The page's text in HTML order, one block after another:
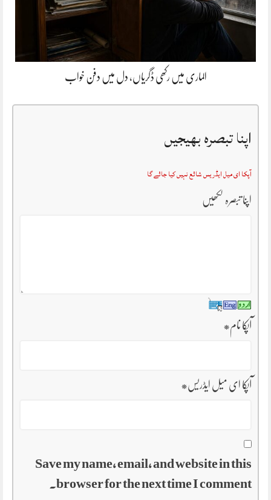
الماری میں رکھی ڈگریاں، دل میں دفن خواب
اپنا تبصرہ بھیجیں
آپکا ای میل ایڈریس شائع نہیں کیا جائے گا
اپنا تبصرہ لکھیں
آپکا نام*
آپکا ای میل ایڈریس*
Save my name, email, and website in this
browser for the next time I comment.